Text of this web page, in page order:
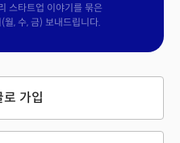
스타트업 이야기를 묶은
, 수, 금) 보내드립니다.
로 가입